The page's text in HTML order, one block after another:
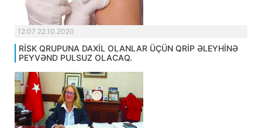
12:07 22.10.2020
RİSK QRUPUNA DAXİL OLANLAR ÜÇÜN QRİP ƏLEYHİNƏ
PEYVƏND PULSUZ OLACAQ.